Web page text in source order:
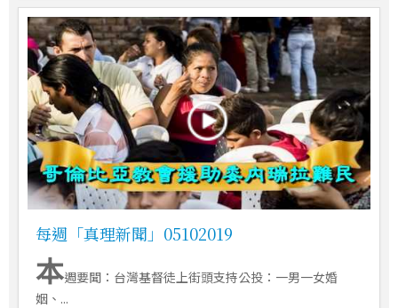
每週「真理新聞」05102019
本週要聞：台灣基督徒上街頭支持公投：一男一女婚
姻、...